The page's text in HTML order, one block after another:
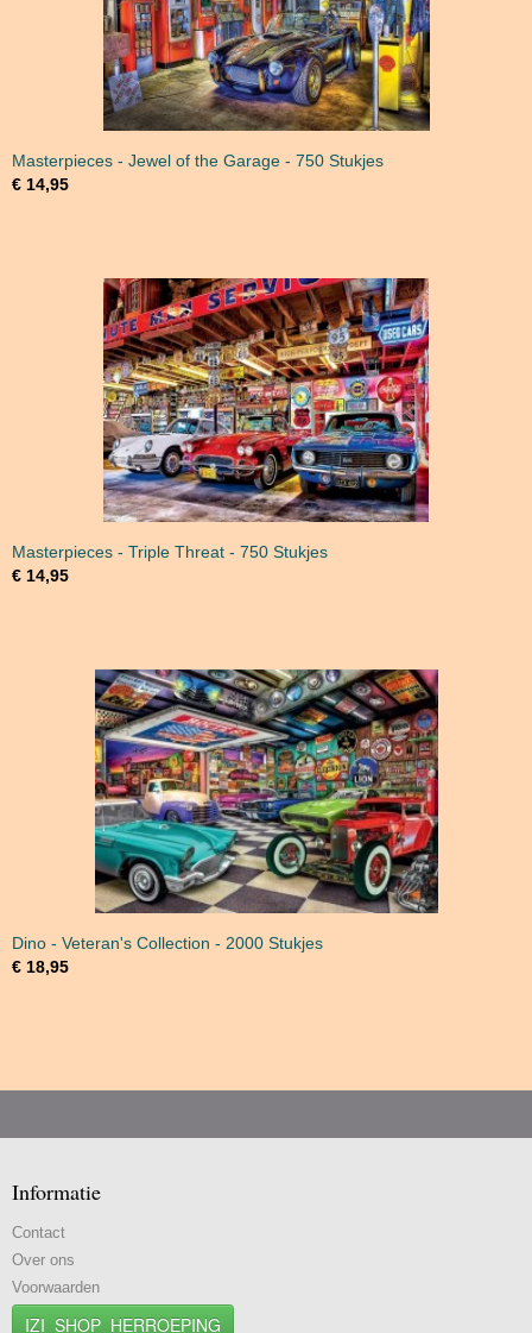
Masterpieces - Jewel of the Garage - 750 Stukjes
€ 14,95
Masterpieces - Triple Threat - 750 Stukjes
€ 14,95
Dino - Veteran's Collection - 2000 Stukjes
€ 18,95
Informatie
Contact
Over ons
Voorwaarden
IZI_SHOP_HERROEPING